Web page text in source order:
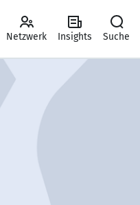
Netzwerk Insights Suche